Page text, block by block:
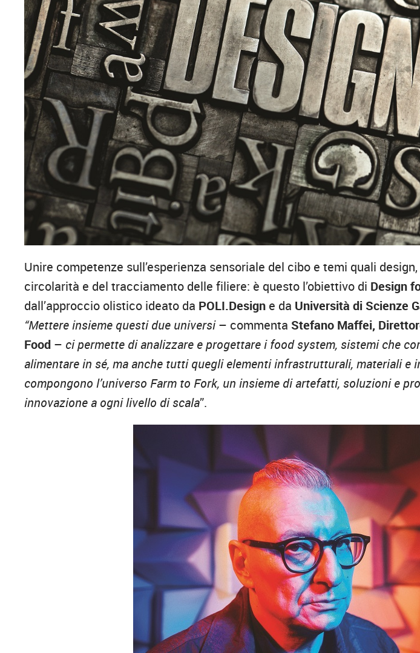
Unire competenze sull’esperienza sensoriale del cibo e temi quali
circolarità e del tracciamento delle filiere: è questo l’obiettivo di Design
dall’approccio olistico ideato da POLI.Design e da Università di Scienze
“Mettere insieme questi due universi– commenta Stefano Maffei,
Food – ci permette di analizzare e progettare i food system, sistemi che
alimentare in sé, ma anche tutti quegli elementi infrastrutturali, materiali e
compongono l’universo Farm to Fork, un insieme di artefatti, soluzioni e
innovazione a ogni livello di scala”.